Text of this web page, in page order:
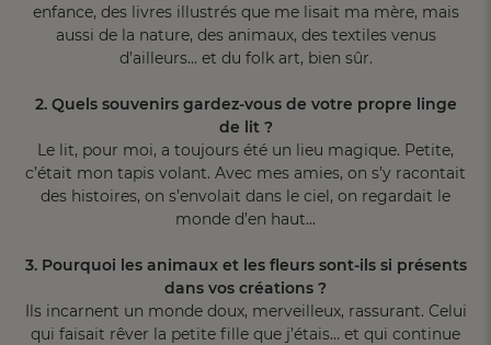
enfance, des livres illustrés que me lisait ma mère, mais
aussi de la nature, des animaux, des textiles venus
d’ailleurs… et du folk art, bien sûr.
2. Quels souvenirs gardez-vous de votre propre linge
de lit ?
Le lit, pour moi, a toujours été un lieu magique. Petite,
c’était mon tapis volant. Avec mes amies, on s’y racontait
des histoires, on s’envolait dans le ciel, on regardait le
monde d’en haut...
3. Pourquoi les animaux et les fleurs sont-ils si présents
dans vos créations ?
Ils incarnent un monde doux, merveilleux, rassurant. Celui
qui faisait rêver la petite fille que j’étais… et qui continue